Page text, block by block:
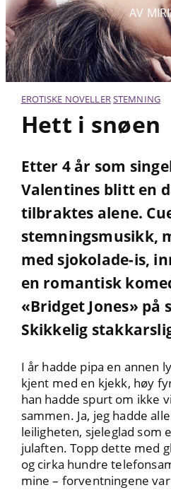
AV
EROTISKE NOVELLERSTEMNING
Hett i snøen
Etter 4 år som
Valentines blitt en
tilbraktes alene.
stemningsmusikk,
med sjokolade-is,
en romantisk
«Bridget Jones» på
Skikkelig
I år hadde pipa en annen
kjent med en kjekk, høy
han hadde spurt om ikke
sammen. Ja, jeg hadde
leiligheten, sjeleglad som
julaften. Topp dette med
og cirka hundre
mine – forventningene